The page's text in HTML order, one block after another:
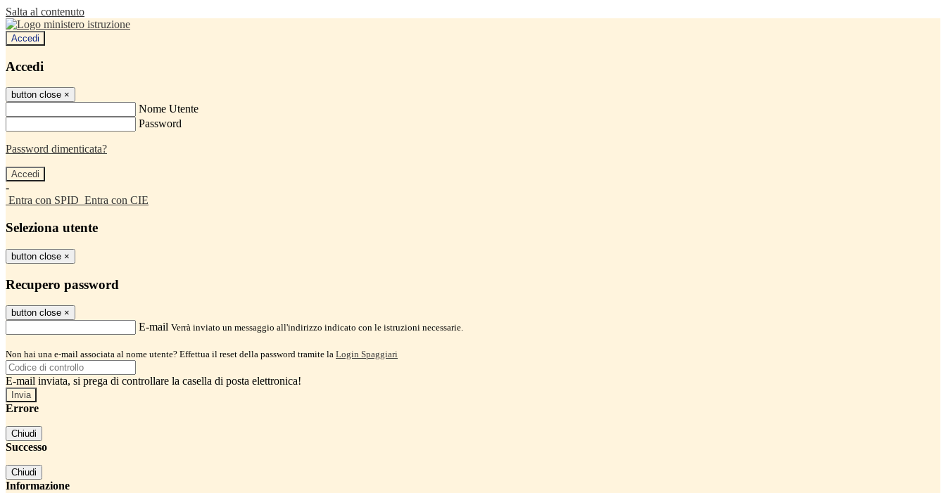
Salta al contenuto
Accedi
Accedi
button close ×
Nome Utente
Password
Password dimenticata?
-
Entra con SPID Entra con CIE
Seleziona utente
button close ×
Recupero password
button close ×
E-mail Verrà inviato un messaggio all'indirizzo indicato con le istruzioni necessarie.
Non hai una e-mail associata al nome utente? Effettua il reset della password tramite la Login Spaggiari
E-mail inviata, si prega di controllare la casella di posta elettronica!
Errore
Chiudi
Successo
Chiudi
Informazione